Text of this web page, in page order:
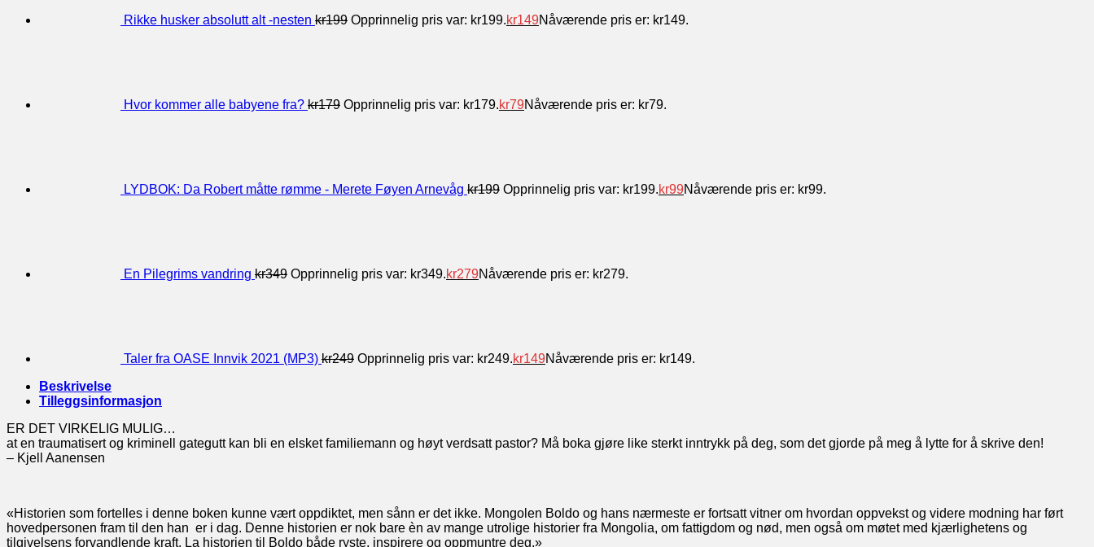
Rikke husker absolutt alt -nesten kr199 Opprinnelig pris var: kr199.kr149Nåværende pris er: kr149.
Hvor kommer alle babyene fra? kr179 Opprinnelig pris var: kr179.kr79Nåværende pris er: kr79.
LYDBOK: Da Robert måtte rømme - Merete Føyen Arnevåg kr199 Opprinnelig pris var: kr199.kr99Nåværende pris er: kr99.
En Pilegrims vandring kr349 Opprinnelig pris var: kr349.kr279Nåværende pris er: kr279.
Taler fra OASE Innvik 2021 (MP3) kr249 Opprinnelig pris var: kr249.kr149Nåværende pris er: kr149.
Beskrivelse
Tilleggsinformasjon
ER DET VIRKELIG MULIG…
at en traumatisert og kriminell gategutt kan bli en elsket familiemann og høyt verdsatt pastor? Må boka gjøre like sterkt inntrykk på deg, som det gjorde på meg å lytte for å skrive den!
– Kjell Aanensen
«Historien som fortelles i denne boken kunne vært oppdiktet, men sånn er det ikke. Mongolen Boldo og hans nærmeste er fortsatt vitner om hvordan oppvekst og videre modning har ført
hovedpersonen fram til den han er i dag. Denne historien er nok bare èn av mange utrolige historier fra Mongolia, om fattigdom og nød, men også om møtet med kjærlighetens og
tilgivelsens forvandlende kraft. La historien til Boldo både ryste, inspirere og oppmuntre deg.»